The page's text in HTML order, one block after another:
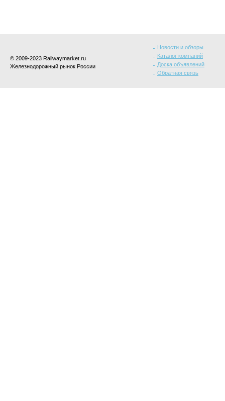
© 2009-2023 Railwaymarket.ru
Железнодорожный рынок России
Новости и обзоры
Каталог компаний
Доска объявлений
Обратная связь